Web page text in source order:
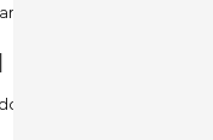
más que un día